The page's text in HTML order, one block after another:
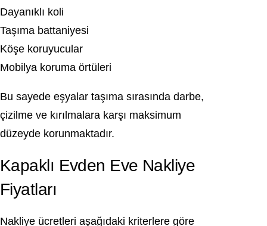
Dayanıklı koli
Taşıma battaniyesi
Köşe koruyucular
Mobilya koruma örtüleri
Bu sayede eşyalar taşıma sırasında darbe,
çizilme ve kırılmalara karşı maksimum
düzeyde korunmaktadır.
Kapaklı Evden Eve Nakliye
Fiyatları
Nakliye ücretleri aşağıdaki kriterlere göre